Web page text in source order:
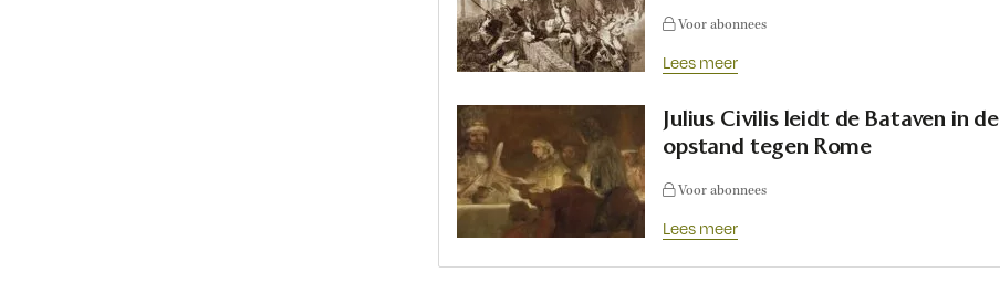
Voor abonnees
Lees meer
Julius Civilis leidt de Bataven in de
opstand tegen Rome
Voor abonnees
Lees meer